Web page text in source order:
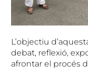
L’objectiu
debat, reflexió,
afrontar el procés